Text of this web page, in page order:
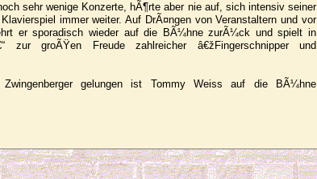
sehr wenige Konzerte, hÃ¶rte aber nie auf, sich intensiv seiner
immer weiter. Auf DrÃ¤ngen von Veranstaltern und vor
er sporadisch wieder auf die BÃ¼hne zurÃ¼ck und spielt in
zur groÃŸen Freude zahlreicher â€žFingerschnipper und
gelungen ist Tommy Weiss auf die BÃ¼hne